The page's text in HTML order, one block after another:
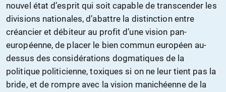
nouvel état d’esprit qui soit capable de transcender les
divisions nationales, d’abattre la distinction entre
créancier et débiteur au profit d’une vision pan-
européenne, de placer le bien commun européen au-
dessus des considérations dogmatiques de la
politique politicienne, toxiques si on ne leur tient pas la
bride, et de rompre avec la vision manichéenne de la